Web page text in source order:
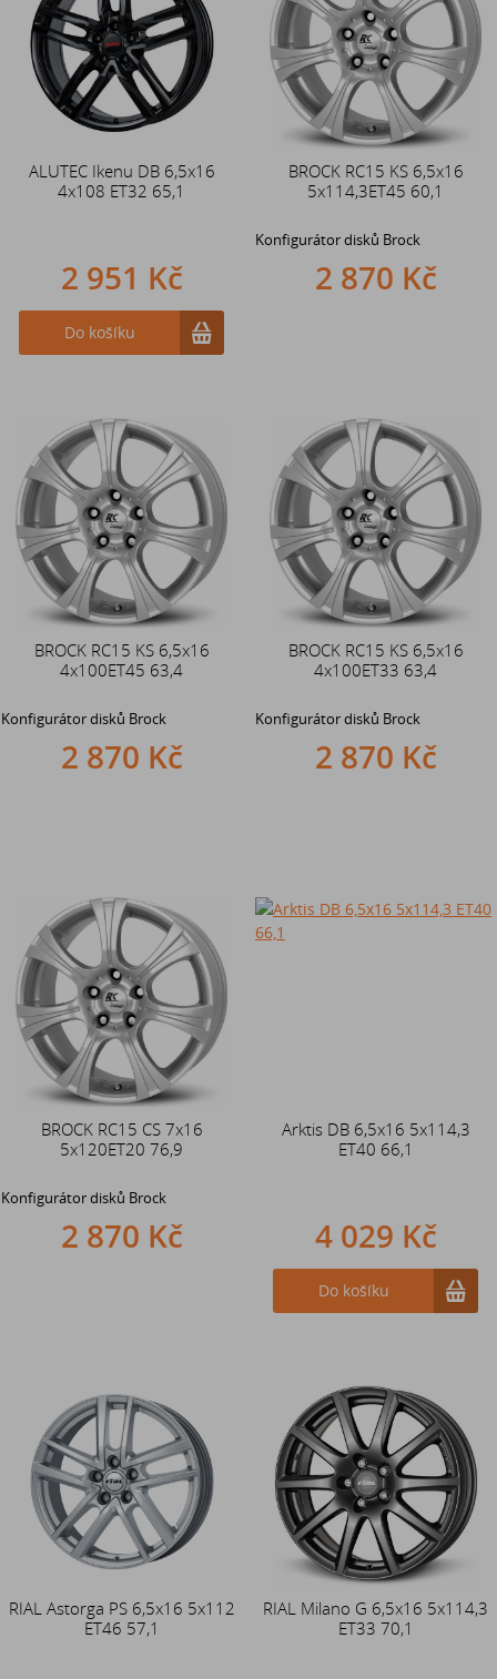
ALUTEC Ikenu DB 6,5x16
4x108 ET32 65,1
2 951 Kč
Do košíku
BROCK RC15 KS 6,5x16
5x114,3ET45 60,1
Konfigurátor disků Brock
2 870 Kč
BROCK RC15 KS 6,5x16
4x100ET45 63,4
Konfigurátor disků Brock
2 870 Kč
BROCK RC15 KS 6,5x16
4x100ET33 63,4
Konfigurátor disků Brock
2 870 Kč
BROCK RC15 CS 7x16
5x120ET20 76,9
Konfigurátor disků Brock
2 870 Kč
Arktis DB 6,5x16 5x114,3
ET40 66,1
4 029 Kč
Do košíku
RIAL Astorga PS 6,5x16 5x112
ET46 57,1
RIAL Milano G 6,5x16 5x114,3
ET33 70,1